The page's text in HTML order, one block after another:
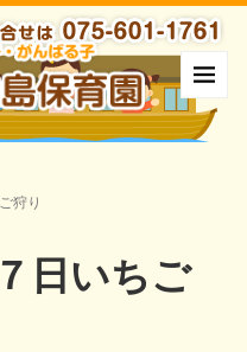
狩り
日いちご